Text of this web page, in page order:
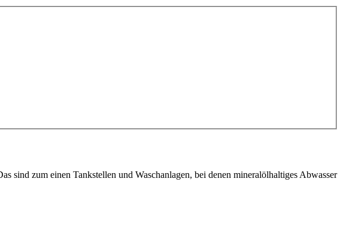
sind zum einen Tankstellen und Waschanlagen, bei denen mineralölhaltiges Abwasser